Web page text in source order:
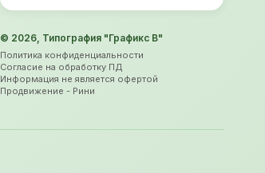
© 2026, Типография "Графикс В"
Политика конфиденциальности
Согласие на обработку ПД
Информация не является офертой
Продвижение - Рини